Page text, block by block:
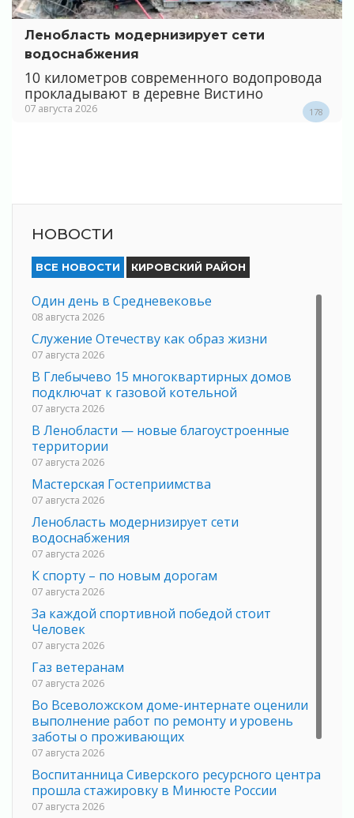
Ленобласть модернизирует сети
водоснабжения
10 километров современного водопровода
прокладывают в деревне Вистино
07 августа 2026 178
НОВОСТИ
ВСЕ НОВОСТИ КИРОВСКИЙ РАЙОН
Один день в Средневековье
08 августа 2026
Служение Отечеству как образ жизни
07 августа 2026
В Глебычево 15 многоквартирных домов
подключат к газовой котельной
07 августа 2026
В Ленобласти — новые благоустроенные
территории
07 августа 2026
Мастерская Гостеприимства
07 августа 2026
Ленобласть модернизирует сети
водоснабжения
07 августа 2026
К спорту – по новым дорогам
07 августа 2026
За каждой спортивной победой стоит
Человек
07 августа 2026
Газ ветеранам
07 августа 2026
Во Всеволожском доме-интернате оценили
выполнение работ по ремонту и уровень
заботы о проживающих
07 августа 2026
Воспитанница Сиверского ресурсного центра
прошла стажировку в Минюсте России
07 августа 2026